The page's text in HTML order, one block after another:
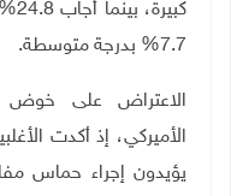
7.7% بدرجة متوسطة.
الاعتراض على خوض
الأميركي، إذ أكدت
يؤيدون إجراء حماس